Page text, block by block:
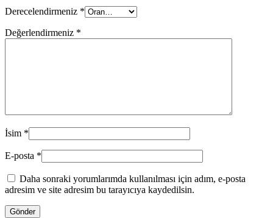
Derecelendirmeniz *
Değerlendirmeniz *
İsim *
E-posta *
Daha sonraki yorumlarımda kullanılması için adım, e-posta
adresim ve site adresim bu tarayıcıya kaydedilsin.